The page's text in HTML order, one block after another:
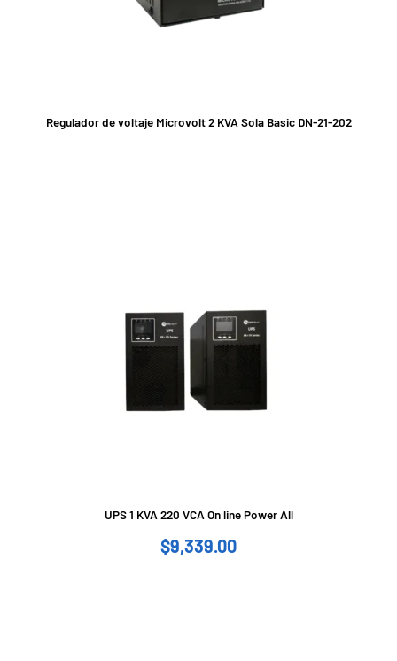
Regulador de voltaje Microvolt 2 KVA Sola Basic DN-21-202
UPS 1 KVA 220 VCA On line Power All
$9,339.00